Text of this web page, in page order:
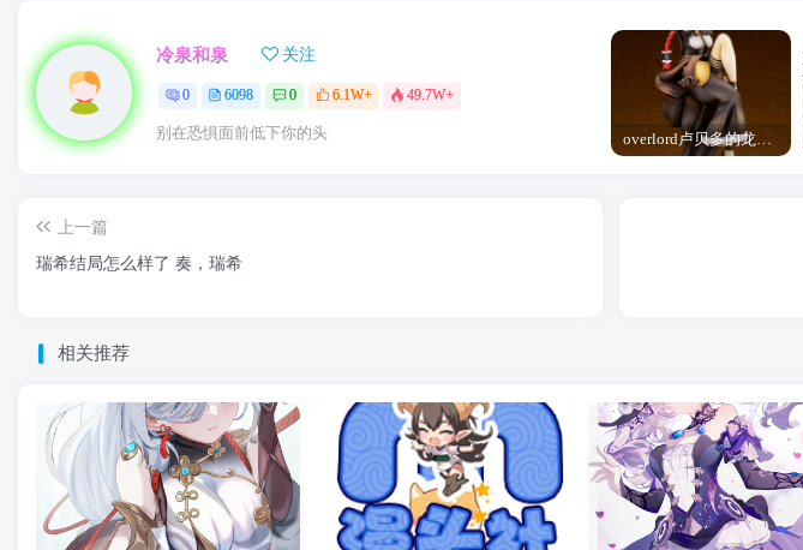
冷泉和泉 关注
0 6098 0 6.1W+ 49.7W+
别在恐惧面前低下你的头 overlord卢贝多的龙王谁厉害 「Overlord」露普斯蕾琪娜·贝塔手办开订
上一篇
瑞希结局怎么样了 奏，瑞希
相关推荐